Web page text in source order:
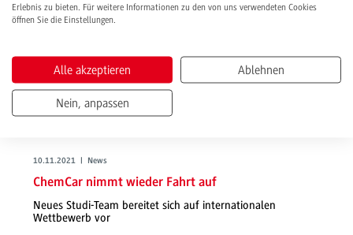
10.11.2021 | News
ChemCar nimmt wieder Fahrt auf
Neues Studi-Team bereitet sich auf internationalen
Wettbewerb vor
Erlebnis zu bieten. Für weitere Informationen zu den von uns verwendeten Cookies
öffnen Sie die Einstellungen.
Alle akzeptieren Ablehnen
Nein, anpassen